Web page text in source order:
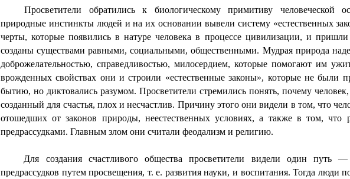
Просветители обратились к биологическому примитиву человеческой
природные инстинкты людей и на их основании вывели систему «естественных
черты, которые появились в натуре человека в процессе цивилизации, и
созданы существами равными, социальными, общественными. Мудрая природа
доброжелательностью, справедливостью, милосердием, которые помогают им
врожденных свойствах они и строили «естественные законы», которые не были
бытию, но диктовались разумом. Просветители стремились понять, почему
созданный для счастья, плох и несчастлив. Причину этого они видели в том, что
отошедших от законов природы, неестественных условиях, а также в том, что
предрассудками. Главным злом они считали феодализм и религию.
Для создания счастливого общества просветители видели один путь
предрассудков путем просвещения, т. е. развития науки, и воспитания. Тогда люди